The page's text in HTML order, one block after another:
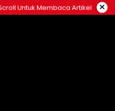
Untuk Membaca Artikel ×